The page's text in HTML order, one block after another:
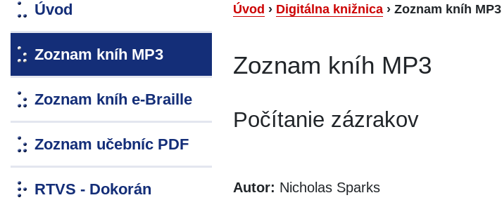
Úvod
Zoznam kníh MP3
Zoznam kníh e-Braille
Zoznam učebníc PDF
RTVS - Dokorán
Úvod › Digitálna knižnica › Zoznam kníh MP3
Zoznam kníh MP3
Počítanie zázrakov
Autor: Nicholas Sparks